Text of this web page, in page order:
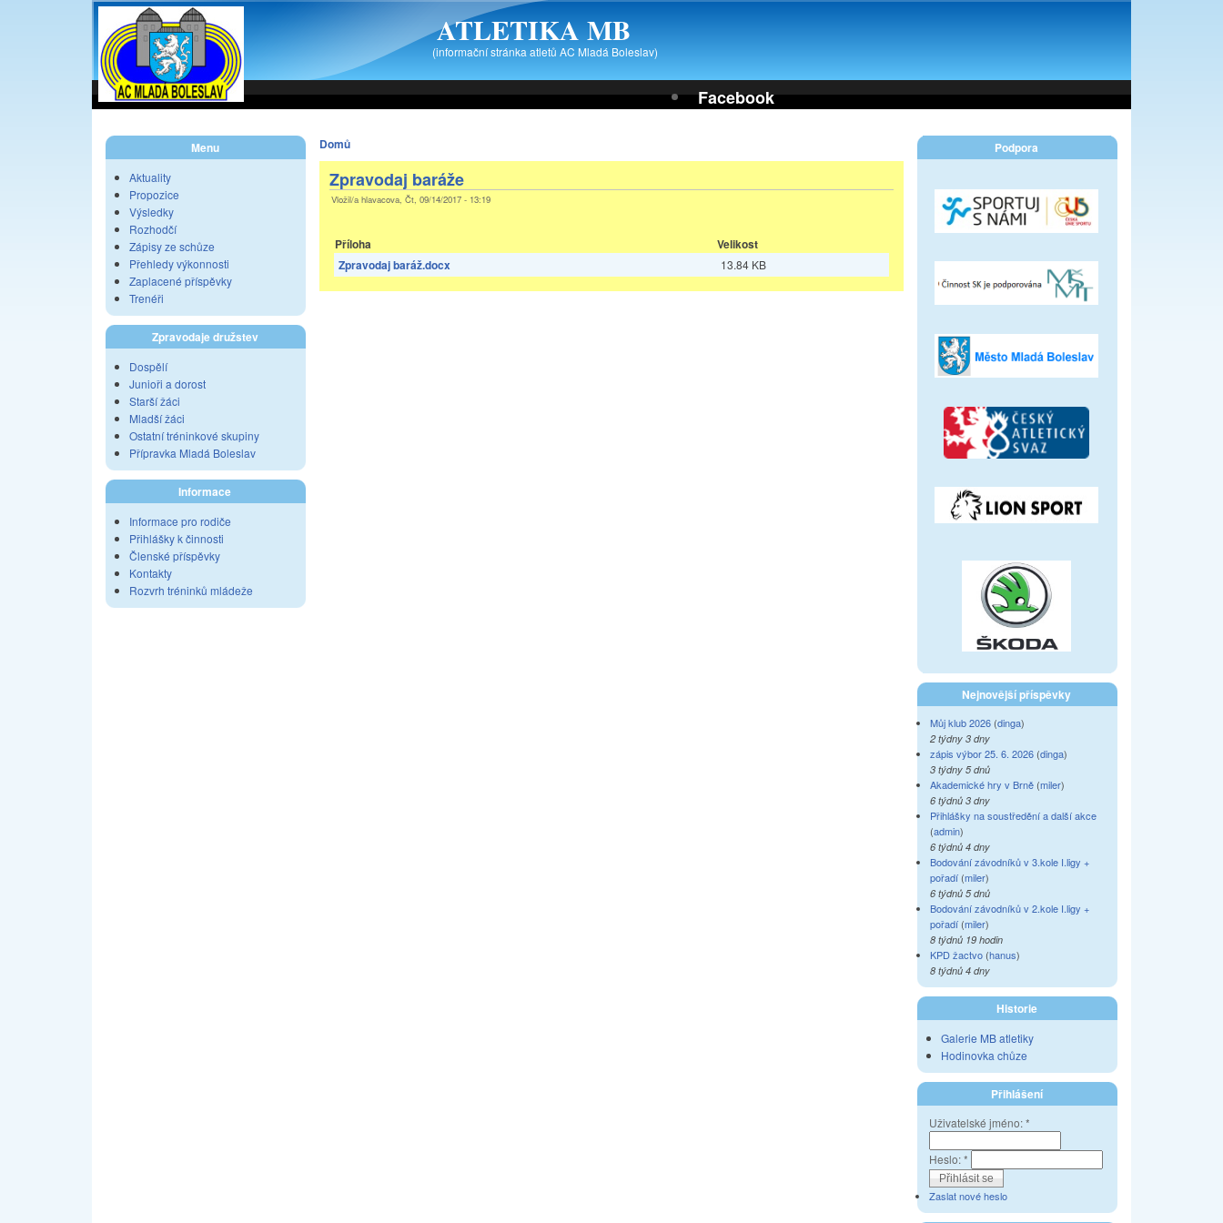
ATLETIKA MB
(informační stránka atletů AC Mladá Boleslav)
Facebook
Menu
Aktuality
Propozice
Výsledky
Rozhodčí
Zápisy ze schůze
Přehledy výkonnosti
Zaplacené příspěvky
Trenéři
Zpravodaje družstev
Dospělí
Junioři a dorost
Starší žáci
Mladší žáci
Ostatní tréninkové skupiny
Přípravka Mladá Boleslav
Informace
Informace pro rodiče
Přihlášky k činnosti
Členské příspěvky
Kontakty
Rozvrh tréninků mládeže
Domů
Zpravodaj baráže
Vložil/a hlavacova, Čt, 09/14/2017 - 13:19
Příloha
Velikost
Zpravodaj baráž.docx
13.84 KB
Podpora
Nejnovější příspěvky
Můj klub 2026(dinga)
2 týdny 3 dny
zápis výbor 25. 6. 2026(dinga)
3 týdny 5 dnů
Akademické hry v Brně(miler)
6 týdnů 3 dny
Přihlášky na soustředění a další akce
(admin)
6 týdnů 4 dny
Bodování závodníků v 3.kole I.ligy +
pořadí(miler)
6 týdnů 5 dnů
Bodování závodníků v 2.kole I.ligy +
pořadí(miler)
8 týdnů 19 hodin
KPD žactvo(hanus)
8 týdnů 4 dny
Historie
Galerie MB atletiky
Hodinovka chůze
Přihlášení
Uživatelské jméno:*
Heslo:*
Zaslat nové heslo